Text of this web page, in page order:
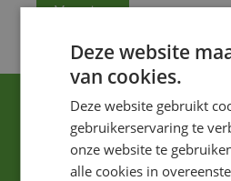
Voeg toe
Deze website
van cookies.
Deze website gebruikt
gebruikerservaring te
onze website te
alle cookies in